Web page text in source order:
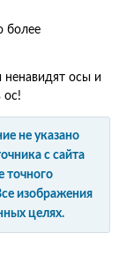
более
ненавидят осы и
ос!
не указано
с сайта
точного
изображения
целях.